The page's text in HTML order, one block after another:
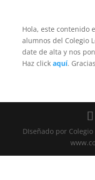
Hola, este contenido
alumnos del Colegio
date de alta y nos
Haz click aquí.
DIseñado por